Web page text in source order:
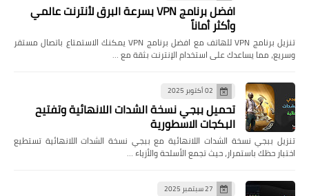
افضل برنامج VPN بسرعة البرق لأنترنت عالمي
وأكثر أماناً
تنزيل برنامج VPN للهاتف مع افضل برنامج VPN يمكنك الاستمتاع باتصال مستقر
وسريع، مما يساعدك على استخدام الإنترنت بثقة مع …
02 أكتوبر 2025
تحميل ببجي نسخة الشدات اللانهائية وتفتيح
البكجات الاسطورية
تنزيل ببجي نسخة الشدات اللانهائية مع ببجي نسخة الشدات اللانهائية تستطيع
اختبار حظك باستمرار، حيث تجمع الأسلحة والأزياء …
27 سبتمبر 2025